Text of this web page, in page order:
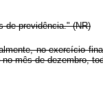
de previdência." (NR)
no exercício
mês de dezembro,